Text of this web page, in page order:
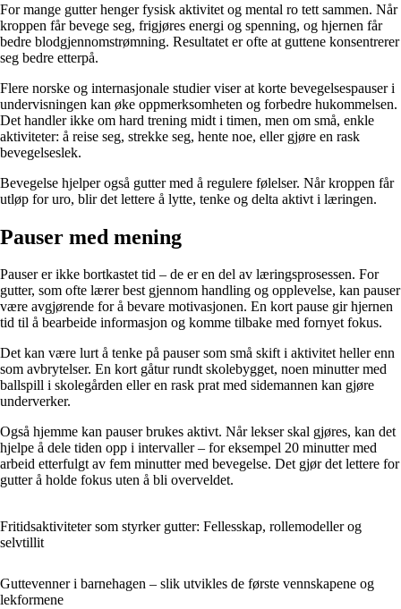
For mange gutter henger fysisk aktivitet og mental ro tett sammen. Når
kroppen får bevege seg, frigjøres energi og spenning, og hjernen får
bedre blodgjennomstrømning. Resultatet er ofte at guttene konsentrerer
seg bedre etterpå.
Flere norske og internasjonale studier viser at korte bevegelsespauser i
undervisningen kan øke oppmerksomheten og forbedre hukommelsen.
Det handler ikke om hard trening midt i timen, men om små, enkle
aktiviteter: å reise seg, strekke seg, hente noe, eller gjøre en rask
bevegelseslek.
Bevegelse hjelper også gutter med å regulere følelser. Når kroppen får
utløp for uro, blir det lettere å lytte, tenke og delta aktivt i læringen.
Pauser med mening
Pauser er ikke bortkastet tid – de er en del av læringsprosessen. For
gutter, som ofte lærer best gjennom handling og opplevelse, kan pauser
være avgjørende for å bevare motivasjonen. En kort pause gir hjernen
tid til å bearbeide informasjon og komme tilbake med fornyet fokus.
Det kan være lurt å tenke på pauser som små skift i aktivitet heller enn
som avbrytelser. En kort gåtur rundt skolebygget, noen minutter med
ballspill i skolegården eller en rask prat med sidemannen kan gjøre
underverker.
Også hjemme kan pauser brukes aktivt. Når lekser skal gjøres, kan det
hjelpe å dele tiden opp i intervaller – for eksempel 20 minutter med
arbeid etterfulgt av fem minutter med bevegelse. Det gjør det lettere for
gutter å holde fokus uten å bli overveldet.
Fritidsaktiviteter som styrker gutter: Fellesskap, rollemodeller og
selvtillit
Guttevenner i barnehagen – slik utvikles de første vennskapene og
lekformene